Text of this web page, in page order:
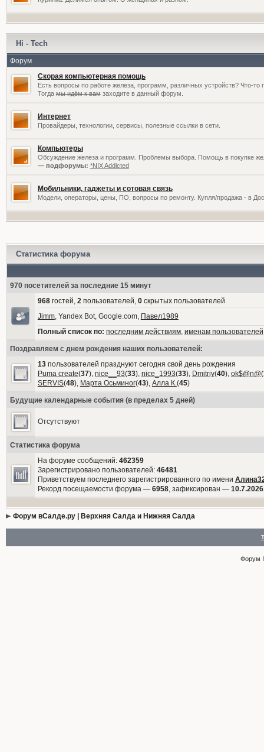
Hi - Tech
Форум
Скорая компьютерная помощь
Есть вопросы по работе железа, программ, различных устройств? Что-то
Тогдамы идём к вамзаходите в данный форум.
Интернет
Провайдеры, технологии, сервисы, полезные ссылки в сети.
Компьютеры
Обсуждение железа и программ. Проблемы выбора. Помощь в покупке
— подфорумы: *NIX Addicted
Мобильники, гаджеты и сотовая связь
Модели, операторы, цены, ПО, вопросы по ремонту. Купля/продажа - в
Статистика форума
970 посетителей за последние 15 минут
968гостей, 2пользователей, 0скрытых пользователей
Jimm, Yandex Bot, Google.com, Павел1989
Полный список по: последним действиям, именам пользователей
Поздравляем с днем рождения наших пользователей:
13пользователей празднуют сегодня свой день рождения
Puma create(37), nice__93(33), nice_1993(33), Dmitriy(40), ok$@n@(
SERVIS(48), Марта Осьминог(43), Алла К.(45)
Будущие календарные события (в пределах 5 дней)
Отсутствуют
Статистика форума
На форуме сообщений: 462359
Зарегистрировано пользователей: 46481
Приветствуем последнего зарегистрированного по имени
Рекорд посещаемости форума — 6958, зафиксирован —
Форум вСалде.ру | Верхняя Салда и Нижняя Салда
Форум